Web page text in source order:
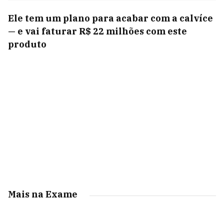
Ele tem um plano para acabar com a calvíce
— e vai faturar R$ 22 milhões com este
produto
Mais na Exame